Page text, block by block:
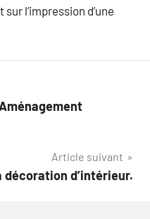
l’impression d’une
Article suivant
décoration d’intérieur.